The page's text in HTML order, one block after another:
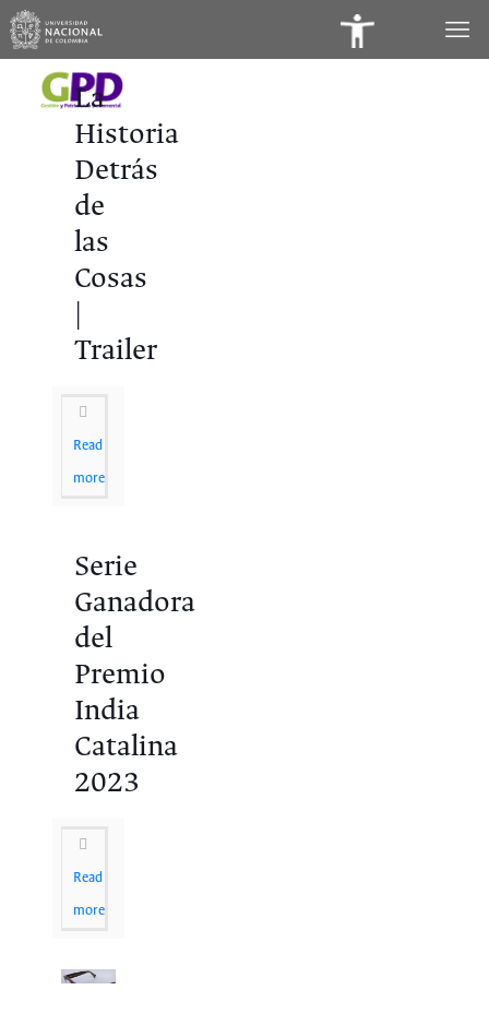
La
Historia
Detrás
de
las
Cosas
Trailer
Read
more
Serie
Ganadora
del
Premio
India
Catalina
2023
Read
more